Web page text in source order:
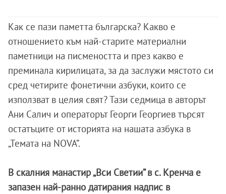
Как се пази паметта българска? Какво е
отношението към най-старите материални
паметници на писмеността и през какво е
преминала кирилицата, за да заслужи мястото си
сред четирите фонетични азбуки, които се
използват в целия свят? Тази седмица в авторът
Ани Салич и операторът Георги Георгиев търсят
остатъците от историята на нашата азбука в
„Темата на NOVA”.
В скалния манастир „Вси Светии” в с. Кренча е
запазен най-ранно датирания надпис в